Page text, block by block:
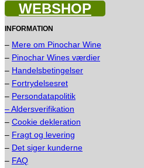
WEBSHOP
INFORMATION
– Mere om Pinochar Wine
– Pinochar Wines værdier
– Handelsbetingelser
– Fortrydelsesret
– Persondatapolitik
– Aldersverifikation
– Cookie dekleration
– Fragt og levering
– Det siger kunderne
– FAQ